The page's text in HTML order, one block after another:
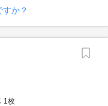
か？
1枚